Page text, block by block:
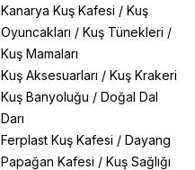
Kanarya Kuş Kafesi / Kuş
Oyuncakları / Kuş Tünekleri /
Kuş Mamaları
Kuş Aksesuarları / Kuş Krakeri
Kuş Banyoluğu / Doğal Dal
Darı
Ferplast Kuş Kafesi / Dayang
Papağan Kafesi / Kuş Sağlığı